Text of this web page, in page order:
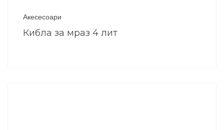
Акесесоари
Кибла за мраз 4 лит